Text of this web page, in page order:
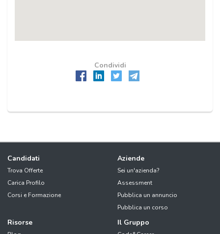
Condividi
Candidati
Trova Offerte
Carica Profilo
Corsi e Formazione
Aziende
Sei un'azienda?
Assessment
Pubblica un annuncio
Pubblica un corso
Risorse Il Gruppo